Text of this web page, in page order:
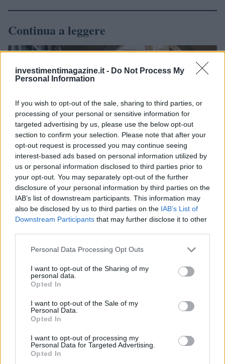
investimentimagazine.it - Do Not Process My
Personal Information
If you wish to opt-out of the sale, sharing to third parties, or
processing of your personal or sensitive information for
targeted advertising by us, please use the below opt-out
section to confirm your selection. Please note that after your
opt-out request is processed you may continue seeing
interest-based ads based on personal information utilized by
us or personal information disclosed to third parties prior to
your opt-out. You may separately opt-out of the further
disclosure of your personal information by third parties on the
IAB’s list of downstream participants. This information may
also be disclosed by us to third parties on the IAB’s List of
Downstream Participants that may further disclose it to other
Please note that this website/app uses one or more Google
not limited to your visit or usage behaviour. You may click to
grant or deny consent to Google and its third-party tags to
use your data for below specified purposes in below Google
consent section.
Personal Data Processing Opt Outs
I want to opt-out of the Sharing of my
personal data.
Opted In
I want to opt-out of the Sale of my
Personal Data.
Opted In
I want to opt-out of processing my
Personal Data for Targeted Advertising.
Opted In
Continua a leggere
Scopri la biblioteca di economia: orari, servizi e spazi per lo
studio
Francesca Spadaro · 7 Ago 2026